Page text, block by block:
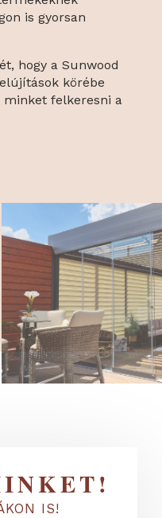
is gyorsan
hogy a Sunwood
körébe
felkeresni a
IS!